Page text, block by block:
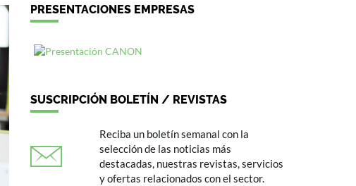
PRESENTACIONES EMPRESAS
SUSCRIPCIÓN BOLETÍN / REVISTAS
Reciba un boletín semanal con la
selección de las noticias más
destacadas, nuestras revistas, servicios
y ofertas relacionados con el sector.